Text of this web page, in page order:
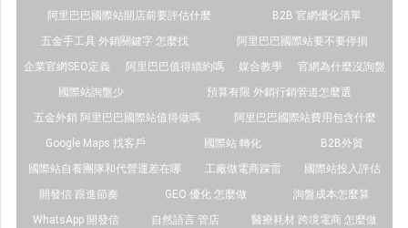
阿里巴巴國際站開店前要評估什麼
B2B 官網優化清單
五金手工具 外銷關鍵字 怎麼找
阿里巴巴國際站要不要停損
企業官網SEO定義
阿里巴巴值得續約嗎 媒合教學
官網為什麼沒詢盤
國際站詢盤少
預算有限 外銷行銷管道怎麼選
五金外銷 阿里巴巴國際站值得做嗎
阿里巴巴國際站費用包含什麼
Google Maps 找客戶
國際站 轉化
B2B外貿
國際站自養團隊和代營運差在哪
工廠做電商踩雷
國際站投入評估
開發信 跟進節奏
GEO 優化 怎麼做
詢盤成本怎麼算
WhatsApp 開發信
自然語言 管店
醫療耗材 跨境電商 怎麼做